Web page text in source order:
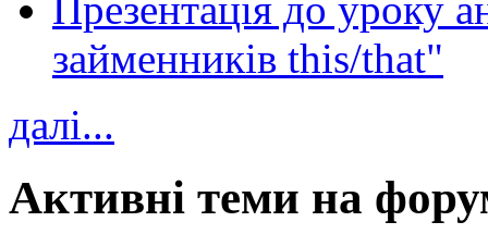
Презентація до уроку
займенників this/that"
далі...
Активні теми на